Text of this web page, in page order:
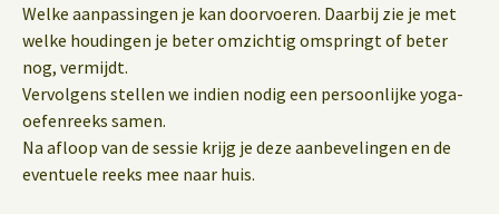
Welke aanpassingen je kan doorvoeren. Daarbij zie je met
welke houdingen je beter omzichtig omspringt of beter
nog, vermijdt.
Vervolgens stellen we indien nodig een persoonlijke yoga-
oefenreeks samen.
Na afloop van de sessie krijg je deze aanbevelingen en de
eventuele reeks mee naar huis.